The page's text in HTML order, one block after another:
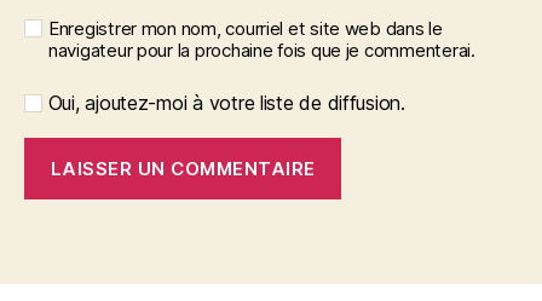
Enregistrer mon nom, courriel et site web dans le
navigateur pour la prochaine fois que je commenterai.
Oui, ajoutez-moi à votre liste de diffusion.